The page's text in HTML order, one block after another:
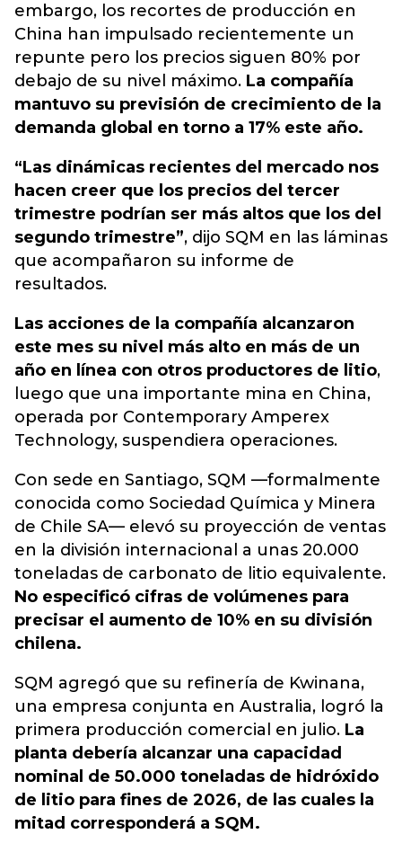
embargo, los recortes de producción en
China han impulsado recientemente un
repunte pero los precios siguen 80% por
debajo de su nivel máximo. La compañía
mantuvo su previsión de crecimiento de la
demanda global en torno a 17% este año.
“Las dinámicas recientes del mercado nos
hacen creer que los precios del tercer
trimestre podrían ser más altos que los del
segundo trimestre”, dijo SQM en las láminas
que acompañaron su informe de
resultados.
Las acciones de la compañía alcanzaron
este mes su nivel más alto en más de un
año en línea con otros productores de litio,
luego que una importante mina en China,
operada por Contemporary Amperex
Technology, suspendiera operaciones.
Con sede en Santiago, SQM —formalmente
conocida como Sociedad Química y Minera
de Chile SA— elevó su proyección de ventas
en la división internacional a unas 20.000
toneladas de carbonato de litio equivalente.
No especificó cifras de volúmenes para
precisar el aumento de 10% en su división
chilena.
SQM agregó que su refinería de Kwinana,
una empresa conjunta en Australia, logró la
primera producción comercial en julio. La
planta debería alcanzar una capacidad
nominal de 50.000 toneladas de hidróxido
de litio para fines de 2026, de las cuales la
mitad corresponderá a SQM.